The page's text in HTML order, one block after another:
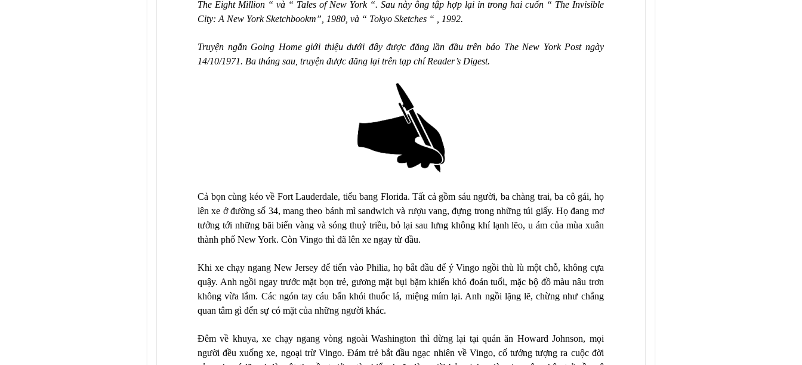
The Eight Million “ và “ Tales of New York “. Sau này ông tập hợp lại in trong hai cuốn “ The Invisible
City: A New York Sketchbookm”, 1980, và “ Tokyo Sketches “ ,
1992.
Truyện ngắn Going Home giới thiệu dưới đây được đăng lần đầu trên báo The New York Post ngày
14/10/1971. Ba tháng sau, truyện được đăng lại trên tạp chí Reader’s Digest.
Cả bọn cùng kéo về Fort Lauderdale, tiểu bang Florida. Tất cả gồm sáu người, ba chàng trai, ba cô gái, họ
lên xe ở đường số 34, mang theo bánh mì sandwich và rượu vang, đựng trong những túi giấy. Họ đang mơ
tưởng tới những bãi biển vàng và sóng thuỷ triều, bỏ lại sau lưng không khí lạnh lẽo, u ám của mùa xuân
thành phố New York. Còn Vingo thì đã lên xe ngay từ đầu.
Khi xe chạy ngang New Jersey để tiến vào Philia, họ bắt đầu để ý Vingo ngồi thù lù một chỗ, không cựa
quậy. Anh ngồi ngay trước mặt bọn trẻ, gương mặt bụi bặm khiến khó đoán tuổi, mặc bộ đồ màu nâu trơn
không vừa lắm. Các ngón tay cáu bẩn khói thuốc lá, miệng mím lại. Anh ngồi lặng lẽ, chừng như chẳng
quan tâm gì đến sự có mặt của những người khác.
Đêm về khuya, xe chạy ngang vòng ngoài Washington thì dừng lại tại quán ăn Howard Johnson, mọi
người đều xuống xe, ngoại trừ Vingo. Đám trẻ bắt đầu ngạc nhiên về Vingo, cố tưởng tượng ra cuộc đời